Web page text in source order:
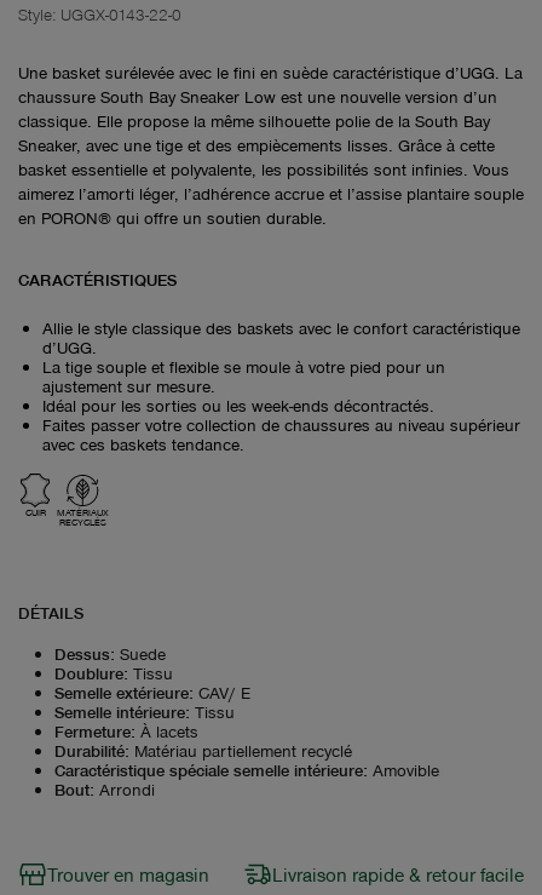
Style: UGGX-0143-22-0
Une basket surélevée avec le fini en suède caractéristique d’UGG. La
chaussure South Bay Sneaker Low est une nouvelle version d’un
classique. Elle propose la même silhouette polie de la South Bay
Sneaker, avec une tige et des empiècements lisses. Grâce à cette
basket essentielle et polyvalente, les possibilités sont infinies. Vous
aimerez l’amorti léger, l’adhérence accrue et l’assise plantaire souple
en PORON® qui offre un soutien durable.
CARACTÉRISTIQUES
Allie le style classique des baskets avec le confort caractéristique
d’UGG.
La tige souple et flexible se moule à votre pied pour un
ajustement sur mesure.
Idéal pour les sorties ou les week-ends décontractés.
Faites passer votre collection de chaussures au niveau supérieur
avec ces baskets tendance.
CUIR
MATÉRIAUX
RECYCLÉS
DÉTAILS
Dessus: Suede
Doublure: Tissu
Semelle extérieure: CAV/ E
Semelle intérieure: Tissu
Fermeture: À lacets
Durabilité: Matériau partiellement recyclé
Caractéristique spéciale semelle intérieure: Amovible
Bout: Arrondi
Trouver en magasin Livraison rapide & retour facile